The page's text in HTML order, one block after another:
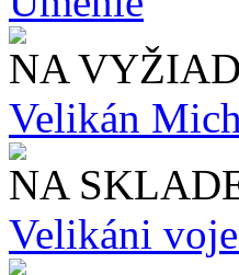
NA
Velikán
NA
Velikáni